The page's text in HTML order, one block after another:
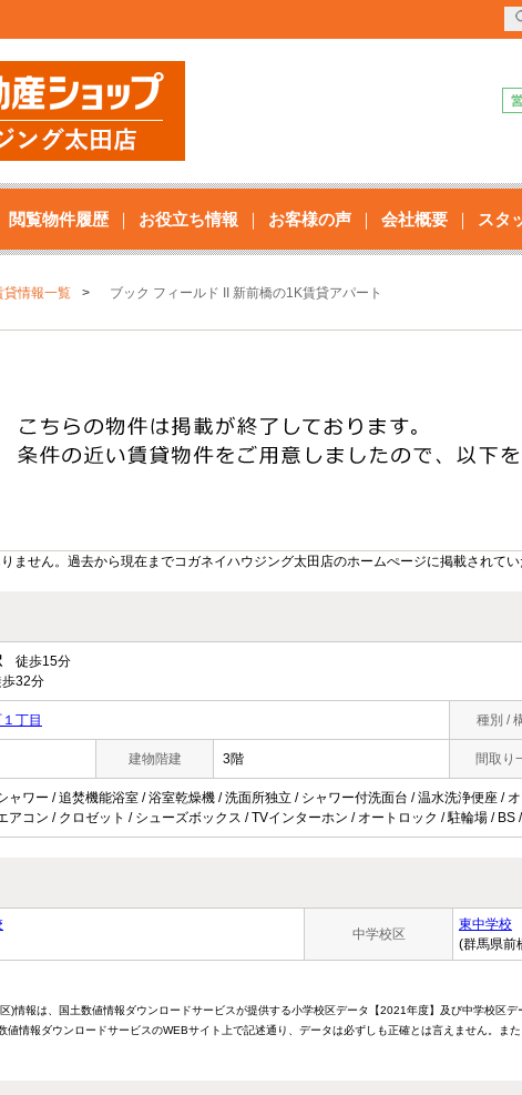
閲覧物件履歴 お役立ち情報 お客様の声 会社概要 スタ
貸情報一覧 ブック フィールド II 新前橋の1K賃貸アパート
ません。過去から現在までコガネイハウジング太田店のホームぺージに掲載されてい
徒歩15分
32分
丁目 種別 /
建物階建 3階 間取り
ャワー / 追焚機能浴室 / 浴室乾燥機 / 洗面所独立 / シャワー付洗面台 / 温水洗浄便座 /
アコン / クロゼット / シューズボックス / TVインターホン / オートロック / 駐輪場 /
中学校区
東中学校
(群馬県前
)情報は、国土数値情報ダウンロードサービスが提供する小学校区データ【2021年度】及び中学校区
情報ダウンロードサービスのWEBサイト上で記述通り、データは必ずしも正確とは言えません。ま